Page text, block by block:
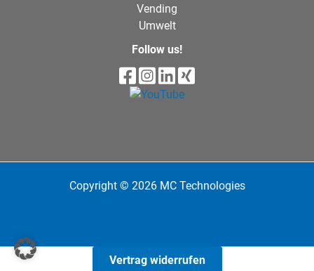
Vending
Umwelt
Follow us!
Copyright © 2026 MC Technologies
Vertrag widerrufen